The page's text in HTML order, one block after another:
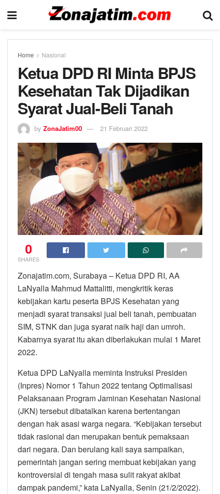
Home Nasional
Ketua DPD RI Minta BPJS
Kesehatan Tak Dijadikan
Syarat Jual-Beli Tanah
by ZonaJatim00 21 Februari 2022
0
SHARES
Zonajatim.com, Surabaya – Ketua DPD RI, AA
LaNyalla Mahmud Mattalitti, mengkritik keras
kebijakan kartu peserta BPJS Kesehatan yang
menjadi syarat transaksi jual beli tanah, pembuatan
SIM, STNK dan juga syarat naik haji dan umroh.
Kabarnya syarat itu akan diberlakukan mulai 1 Maret
2022.
Ketua DPD LaNyalla meminta Instruksi Presiden
(Inpres) Nomor 1 Tahun 2022 tentang Optimalisasi
Pelaksanaan Program Jaminan Kesehatan Nasional
(JKN) tersebut dibatalkan karena bertentangan
dengan hak asasi warga negara. “Kebijakan tersebut
tidak rasional dan merupakan bentuk pemaksaan
dari negara. Dan berulang kali saya sampaikan,
pemerintah jangan sering membuat kebijakan yang
kontroversial di tengah masa sulit rakyat akibat
dampak pandemi,” kata LaNyalla, Senin (21/2/2022).